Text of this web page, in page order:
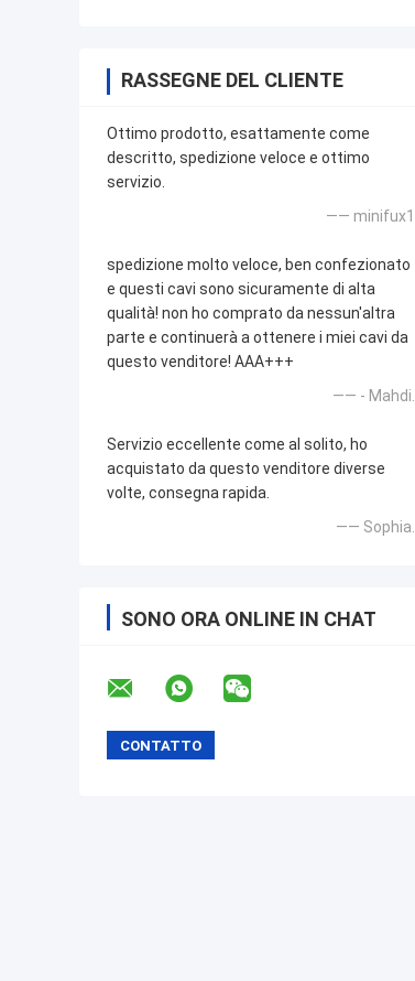
RASSEGNE DEL CLIENTE
Ottimo prodotto, esattamente come
descritto, spedizione veloce e ottimo
servizio.
—— minifux1
spedizione molto veloce, ben confezionato
e questi cavi sono sicuramente di alta
qualità! non ho comprato da nessun'altra
parte e continuerà a ottenere i miei cavi da
questo venditore! AAA+++
—— - Mahdi.
Servizio eccellente come al solito, ho
acquistato da questo venditore diverse
volte, consegna rapida.
—— Sophia.
SONO ORA ONLINE IN CHAT